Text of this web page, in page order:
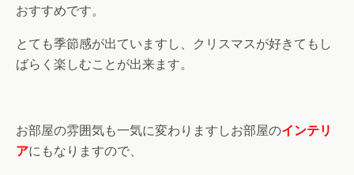
おすすめです。
とても季節感が出ていますし、クリスマスが好きてもし
ばらく楽しむことが出来ます。
お部屋の雰囲気も一気に変わりますしお部屋のインテリ
アにもなりますので、